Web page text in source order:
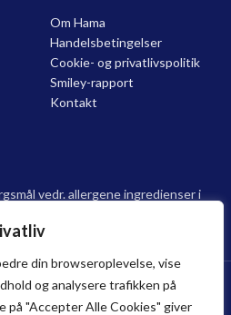
din browseroplevelse, vise
og analysere trafikken på
på "Accepter Alle Cookies" giver
Om Hama
Handelsbetingelser
Cookie- og privatlivspolitik
Smiley-rapport
Kontakt
vedr. allergene ingredienser i
2024 | Powered byNemBestil ApS